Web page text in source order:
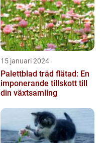
15 januari 2024
Palettblad träd flätad: En
imponerande tillskott till
din växtsamling